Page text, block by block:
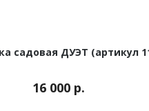
садовая ДУЭТ (артикул
16 000 р.